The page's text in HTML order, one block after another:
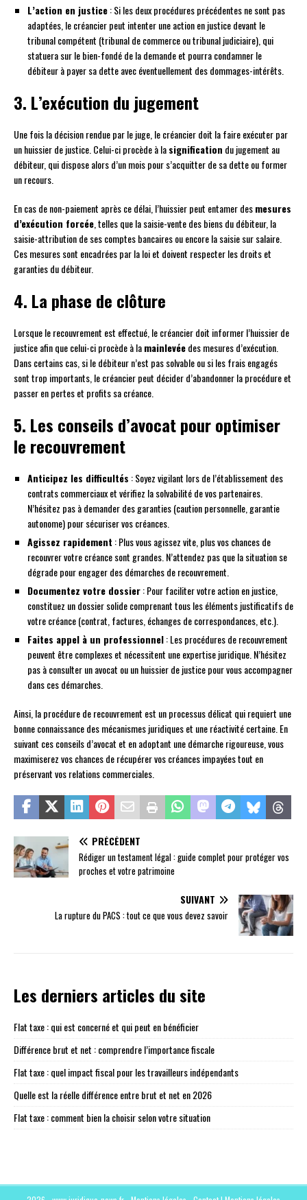
L’action en justice: Si les deux procédures précédentes ne sont pas
adaptées, le créancier peut intenter une action en justice devant le
tribunal compétent (tribunal de commerce ou tribunal judiciaire), qui
statuera sur le bien-fondé de la demande et pourra condamner le
débiteur à payer sa dette avec éventuellement des dommages-intérêts.
3. L’exécution du jugement
Une fois la décision rendue par le juge, le créancier doit la faire exécuter par
un huissier de justice. Celui-ci procède à lasignification du jugement au
débiteur, qui dispose alors d’un mois pour s’acquitter de sa dette ou former
un recours.
En cas de non-paiement après ce délai, l’huissier peut entamer desmesures
d’exécution forcée, telles que la saisie-vente des biens du débiteur, la
saisie-attribution de ses comptes bancaires ou encore la saisie sur salaire.
Ces mesures sont encadrées par la loi et doivent respecter les droits et
garanties du débiteur.
4. La phase de clôture
Lorsque le recouvrement est effectué, le créancier doit informer l’huissier de
justice afin que celui-ci procède à lamainlevéedes mesures d’exécution.
Dans certains cas, si le débiteur n’est pas solvable ou si les frais engagés
sont trop importants, le créancier peut décider d’abandonner la procédure et
passer en pertes et profits sa créance.
5. Les conseils d’avocat pour optimiser
le recouvrement
Anticipez les difficultés : Soyez vigilant lors de l’établissement des
contrats commerciaux et vérifiez la solvabilité de vos partenaires.
N’hésitez pas à demander des garanties (caution personnelle, garantie
autonome) pour sécuriser vos créances.
Agissez rapidement : Plus vous agissez vite, plus vos chances de
recouvrer votre créance sont grandes. N’attendez pas que la situation se
dégrade pour engager des démarches de recouvrement.
Documentez votre dossier: Pour faciliter votre action en justice,
constituez un dossier solide comprenant tous les éléments justificatifs de
votre créance (contrat, factures, échanges de correspondances, etc.).
Faites appel à un professionnel: Les procédures de recouvrement
peuvent être complexes et nécessitent une expertise juridique. N’hésitez
pas à consulter un avocat ou un huissier de justice pour vous accompagner
dans ces démarches.
Ainsi, la procédure de recouvrement est un processus délicat qui requiert une
bonne connaissance des mécanismes juridiques et une réactivité certaine. En
suivant ces conseils d’avocat et en adoptant une démarche rigoureuse, vous
maximiserez vos chances de récupérer vos créances impayées tout en
préservant vos relations commerciales.
PRÉCÉDENT
Rédiger un testament légal : guide complet pour protéger vos
proches et votre patrimoine
SUIVANT
La rupture du PACS : tout ce que vous devez savoir
Les derniers articles du site
Flat taxe : qui est concerné et qui peut en bénéficier
Différence brut et net : comprendre l’importance fiscale
Flat taxe : quel impact fiscal pour les travailleurs indépendants
Quelle est la réelle différence entre brut et net en 2026
Flat taxe : comment bien la choisir selon votre situation